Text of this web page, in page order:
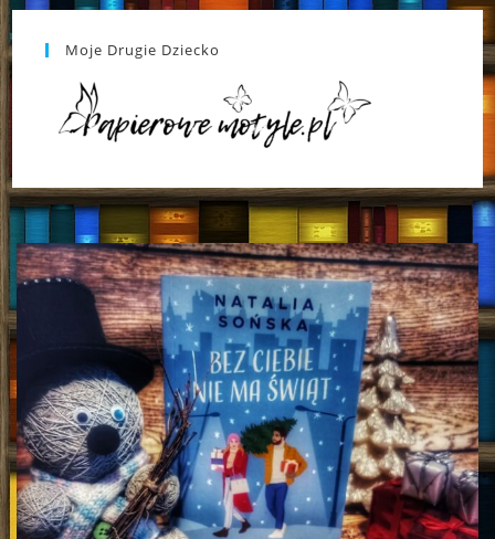
Moje Drugie Dziecko